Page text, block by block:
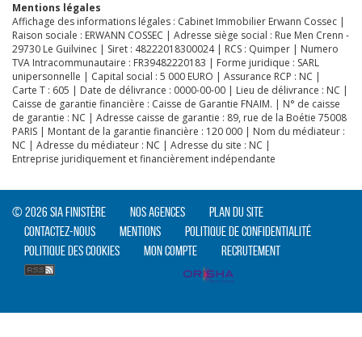
Mentions légales
Affichage des informations légales : Cabinet Immobilier Erwann Cossec |
Raison sociale : ERWANN COSSEC | Adresse siège social : Rue Men Crenn -
29730 Le Guilvinec | Siret : 48222018300024 | RCS : Quimper | Numero
TVA Intracommunautaire : FR39482220183 | Forme juridique : SARL
unipersonnelle | Capital social : 5 000 EURO | Assurance RCP : NC |
Carte T : 605 | Date de délivrance : 0000-00-00 | Lieu de délivrance : NC |
Caisse de garantie financière : Caisse de Garantie FNAIM. | N° de caisse
de garantie : NC | Adresse caisse de garantie : 89, rue de la Boétie 75008
PARIS | Montant de la garantie financière : 120 000 | Nom du médiateur :
NC | Adresse du médiateur : NC | Adresse du site : NC |
Entreprise juridiquement et financièrement indépendante
© 2026 SIA Finistère Nos agences
Plan du site
Contactez-nous
Mentions
Politique de confidentialité
Politique des cookies
Mon compte Recrutement